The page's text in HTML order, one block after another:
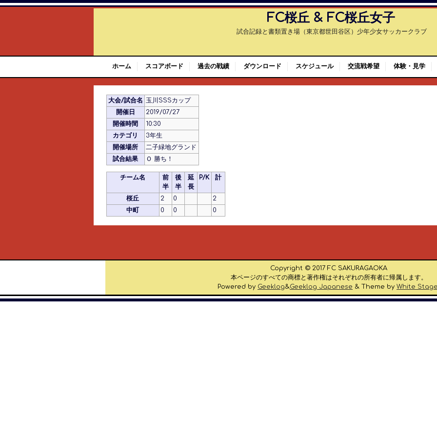
FC桜丘 & FC桜丘女子
試合記録と書類置き場（東京都世田谷区）少年少女サッカークラブ
ホーム スコアボード 過去の戦績 ダウンロード スケジュール 交流戦希望 体験・見学
大会/試合名 玉川SSSカップ
開催日
2019/07/27
開催時間
10:30
カテゴリ
3年生
開催場所
二子緑地グランド
試合結果
Ｏ 勝ち！
チーム名
前
半
後
半
延
長
P/K 計
桜丘 2 0
2
中町
0 0 0
Copyright © 2017 FC SAKURAGAOKA
本ページのすべての商標と著作権はそれぞれの所有者に帰属します。
Powered by Geeklog&Geeklog Japanese & Theme by White Stage